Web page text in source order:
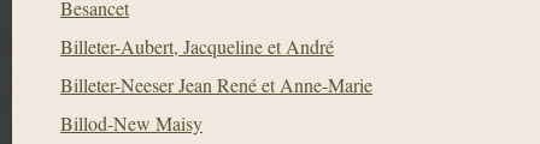
Besancet
Billeter-Aubert, Jacqueline et André
Billeter-Neeser Jean René et Anne-Marie
Billod-New Maisy